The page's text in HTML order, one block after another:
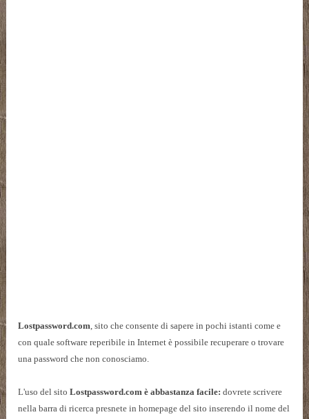
Lostpassword.com, sito che consente di sapere in pochi istanti come e
con quale software reperibile in Internet è possibile recuperare o trovare
una password che non conosciamo.
L'uso del sitoLostpassword.com è abbastanza facile: dovrete scrivere
nella barra di ricerca presnete in homepage del sito inserendo il nome del